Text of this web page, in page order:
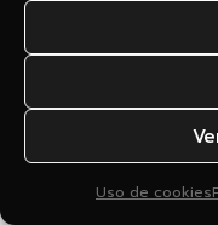
Uso de cookies
Tenemos
gustaría
empezamos?
¿Qué pasa
datos?